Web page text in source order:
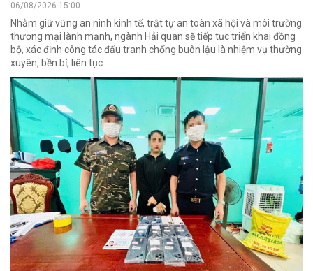
06/08/2026 15:00
Nhằm giữ vững an ninh kinh tế, trật tự an toàn xã hội và môi trường
thương mại lành mạnh, ngành Hải quan sẽ tiếp tục triển khai đồng
bộ, xác định công tác đấu tranh chống buôn lậu là nhiệm vụ thường
xuyên, bền bỉ, liên tục…